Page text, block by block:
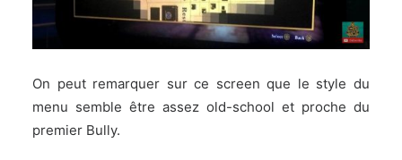
On peut remarquer sur ce screen que le style du
menu semble être assez old-school et proche du
premier Bully.